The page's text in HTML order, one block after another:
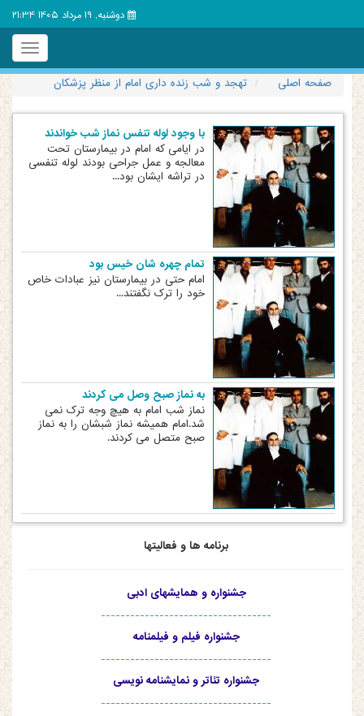
دوشنبه, 19 مرداد 1405 21:34
Toggle
صفحه اصلی
تهجد و شب زنده داری امام از منظر پزشکان
با وجود لوله تنفس نماز شب خواندند
در ایامی که امام در بیمارستان تحت
معالجه و عمل جراحی بودند لوله تنفسی
در تراشه ایشان بود...
تمام چهره شان خیس بود
امام حتی در بیمارستان نیز عبادات خاص
خود را ترک نگفتند...
به نماز صبح وصل می کردند
نماز شب امام به هیچ وجه ترک نمی
شد.امام همیشه نماز شبشان را به نماز
صبح متصل می کردند.
برنامه ها و فعالیتها
جشنواره و همایشهای ادبی
-----------------------------------
جشنواره فیلم و فیلمنامه
-----------------------------------
جشنواره تئاتر و نمایشنامه نویسی
-----------------------------------